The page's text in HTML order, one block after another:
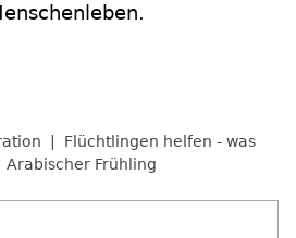
Flüchtlingen helfen - was
Arabischer Frühling